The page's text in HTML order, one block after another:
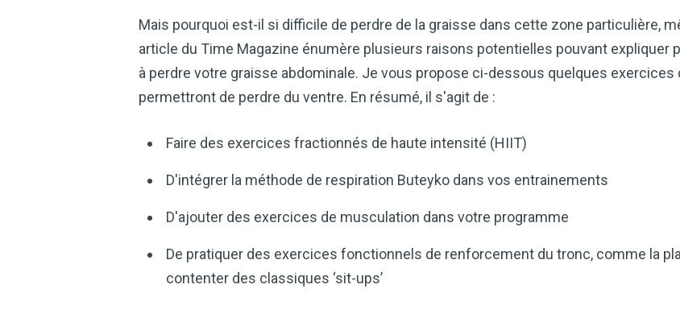
Mais pourquoi est-il si difficile de perdre de la graisse dans cette zone particulière,
article du Time Magazine énumère plusieurs raisons potentielles pouvant expliquer
à perdre votre graisse abdominale. Je vous propose ci-dessous quelques
permettront de perdre du ventre. En résumé, il s'agit de :
Faire des exercices fractionnés de haute intensité (HIIT)
D'intégrer la méthode de respiration Buteyko dans vos entrainements
D'ajouter des exercices de musculation dans votre programme
De pratiquer des exercices fonctionnels de renforcement du tronc, comme la
contenter des classiques ‘sit-ups’